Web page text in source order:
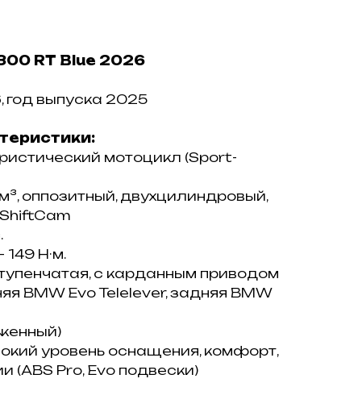
RT Blue 2026
выпуска 2025
мoтoцикл (Sрort-
оппозитный, двухцилиндровый,
Н·м.
с карданным приводом
ВМW Еvо Теlеlеvеr, задняя ВМW
уровень оснащения, комфорт,
(АВS Рrо, Еvо подвески)